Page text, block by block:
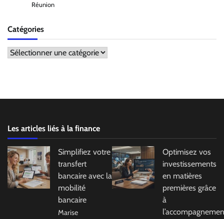
Réunion
Catégories
Catégories
Les articles liés à la finance
Simplifiez votre
transfert
bancaire avec la
mobilité
bancaire
Marise
Optimisez vos
investissements
en matières
premières grâce
à